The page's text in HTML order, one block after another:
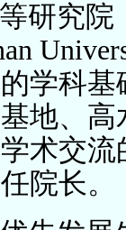
研究院
学科
地、
术交
院长。